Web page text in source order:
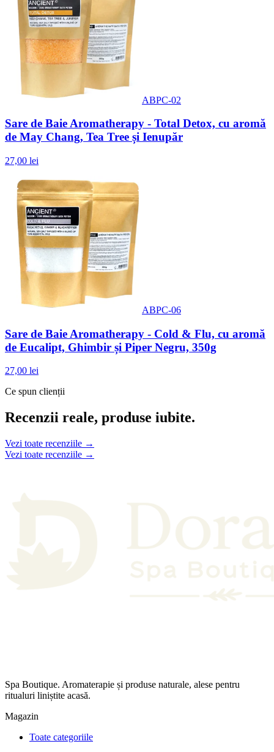
ABPC-02
Sare de Baie Aromatherapy - Total Detox, cu aromă
de May Chang, Tea Tree și Ienupăr
27,00 lei
ABPC-06
Sare de Baie Aromatherapy - Cold & Flu, cu aromă
de Eucalipt, Ghimbir și Piper Negru, 350g
27,00 lei
Ce spun clienții
Recenzii reale, produse iubite.
Vezi toate recenziile →
Vezi toate recenziile →
Spa Boutique. Aromaterapie și produse naturale, alese pentru
ritualuri liniștite acasă.
Magazin
Toate categoriile